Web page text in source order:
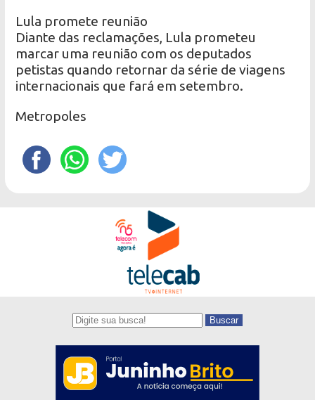
Lula promete reunião
Diante das reclamações, Lula prometeu
marcar uma reunião com os deputados
petistas quando retornar da série de viagens
internacionais que fará em setembro.
Metropoles
Buscar